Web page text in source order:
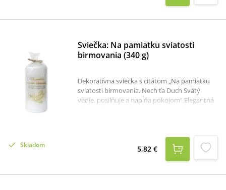
Sviečka: Na pamiatku sviatosti
birmovania (340 g)
Dekoratívna sviečka s citátom „Na pamiatku
sviatosti birmovania. Nech ťa Duch Svätý
vedie, posilňuje a napĺňa pokojom“.Elegantná
birmovania. Citlivý dizajn v kombinácii s
duchovným posolstvom robí z tejto sviečky
ideálny dar pre birmovanca – ako pamiatka na
nielen ako dar, ale aj ako vkusná dekorácia do
Skladom 5,82 €